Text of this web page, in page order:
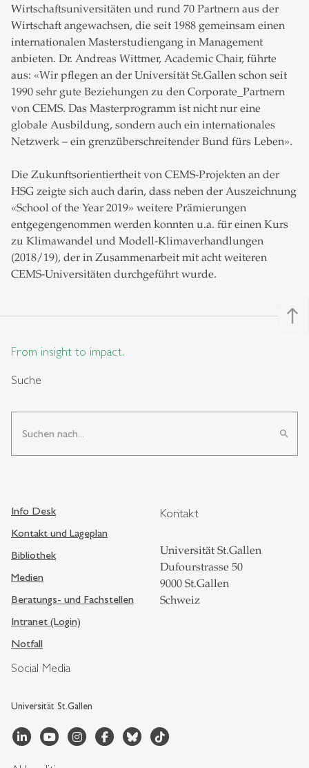
Wirtschaftsuniversitäten und rund 70 Partnern aus der
Wirtschaft angewachsen, die seit 1988 gemeinsam einen
internationalen Masterstudiengang in Management
anbieten. Dr. Andreas Wittmer, Academic Chair, führte
aus: «Wir pflegen an der Universität St.Gallen schon seit
1990 sehr gute Beziehungen zu den Corporate_Partnern
von CEMS. Das Masterprogramm ist nicht nur eine
globale Ausbildung, sondern auch ein internationales
Netzwerk – ein grenzüberschreitender Bund fürs Leben».
Die Zukunftsorientiertheit von CEMS-Projekten an der
HSG zeigte sich auch darin, dass neben der Auszeichnung
«School of the Year 2019» weitere Prämierungen
entgegengenommen werden konnten u.a. für einen Kurs
zu Klimawandel und Modell-Klimaverhandlungen
(2018/19), der in Zusammenarbeit mit acht weiteren
CEMS-Universitäten durchgeführt wurde.
north
From insight to impact.
Suche
search
Social Media
Universität St.Gallen
Info Desk
Kontakt und Lageplan
Bibliothek
Medien
Beratungs- und Fachstellen
Intranet (Login)
Notfall
Kontakt
Universität St.Gallen
Dufourstrasse 50
9000 St.Gallen
Schweiz